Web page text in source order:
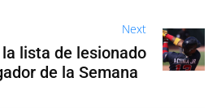
Next
lista de lesionado
de la Semana